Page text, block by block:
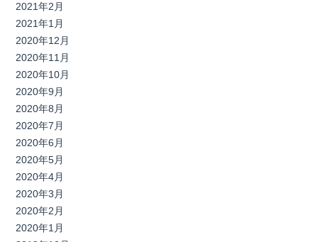
2021年2月
2021年1月
2020年12月
2020年11月
2020年10月
2020年9月
2020年8月
2020年7月
2020年6月
2020年5月
2020年4月
2020年3月
2020年2月
2020年1月